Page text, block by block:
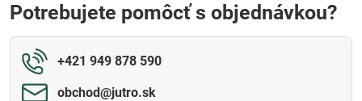
Potrebujete pomôcť s objednávkou?
+421 949 878 590
obchod​@jutro​.sk